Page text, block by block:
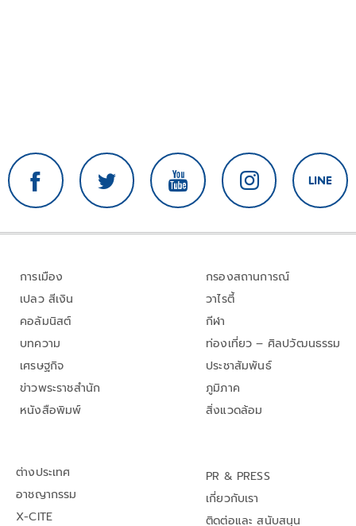
การเมือง
เปลว สีเงิน
คอลัมนิสต์
บทความ
เศรษฐกิจ
ข่าวพระราชสำนัก
หนังสือพิมพ์
กรองสถานการณ์
วาไรตี้
กีฬา
ท่องเที่ยว – ศิลปวัฒนธรรม
ประชาสัมพันธ์
ภูมิภาค
สิ่งแวดล้อม
ต่างประเทศ
อาชญากรรม
X-CITE
PR & PRESS
เกี่ยวกับเรา
ติดต่อและ สนับสนุน